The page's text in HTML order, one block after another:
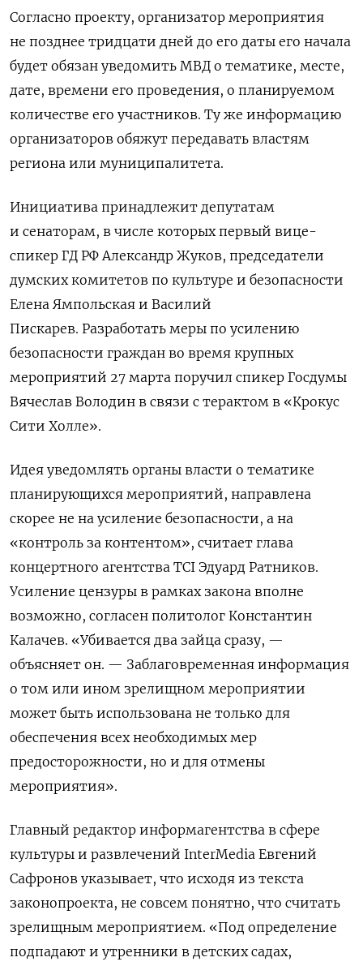
Согласно проекту, организатор мероприятия
не позднее тридцати дней до его даты его начала
будет обязан уведомить МВД о тематике, месте,
дате, времени его проведения, о планируемом
количестве его участников. Ту же информацию
организаторов обяжут передавать властям
региона или муниципалитета.
Инициатива принадлежит депутатам
и сенаторам, в числе которых первый вице-
спикер ГД РФ Александр Жуков, председатели
думских комитетов по культуре и безопасности
Елена Ямпольская и Василий
Пискарев. Разработать меры по усилению
безопасности граждан во время крупных
мероприятий 27 марта поручил спикер Госдумы
Вячеслав Володин в связи с терактом в «Крокус
Сити Холле».
Идея уведомлять органы власти о тематике
планирующихся мероприятий, направлена
скорее не на усиление безопасности, а на
«контроль за контентом», считает глава
концертного агентства TCI Эдуард Ратников.
Усиление цензуры в рамках закона вполне
возможно, согласен политолог Константин
Калачев. «Убивается два зайца сразу, —
объясняет он. — Заблаговременная информация
о том или ином зрелищном мероприятии
может быть использована не только для
обеспечения всех необходимых мер
предосторожности, но и для отмены
мероприятия».
Главный редактор информагентства в сфере
культуры и развлечений InterMedia Евгений
Сафронов указывает, что исходя из текста
законопроекта, не совсем понятно, что считать
зрелищным мероприятием. «Под определение
подпадают и утренники в детских садах,